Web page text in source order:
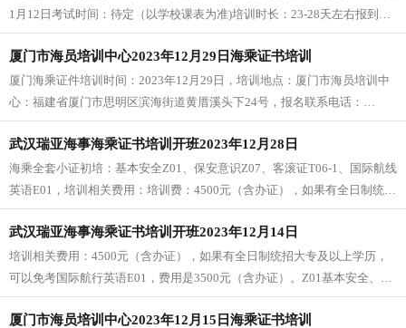
1月12日考试时间：待定（以学校课表为准)培训时长：23-28天左右报到时
间：2024年1月11日报名电话：18571757171学校地址：湖北省武汉市黄陂
区临空北路鸿鹄工业园（武汉瑞亚海事）
厦门市海员培训中心2023年12月29日海乘证书培训
厦门海乘证件培训时间：2023年12月29日，培训地点：厦门市海员培训中
心：福建省厦门市思明区滨海街道黄厝溪头下24号，报名联系电话：
18571757171
武汉瑞亚海事海乘证书培训开班2023年12月28日
海乘全套小证初培：基本安全Z01、保安意识Z07、客滚证T06-1、国际航线
英语E01，培训相关费用：培训费：4500元（含办证），如果有全日制统招
大专及以上学历，可以免考国际航行英语E01，费用是3500元（含办证）。
武汉瑞亚海事海乘证书培训开班2023年12月14日
培训相关费用：4500元（含办证），如果有全日制统招大专及以上学历，
可以免考国际航行英语E01，费用是3500元（含办证）。Z01基本安全、
T06-1客滚证 、Z07保安意识、E01国际航线英语
厦门市海员培训中心2023年12月15日海乘证书培训